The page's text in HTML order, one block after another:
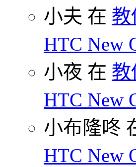
小夫 在 教
HTC New
小夜 在 教
HTC New
小布隆咚
HTC New